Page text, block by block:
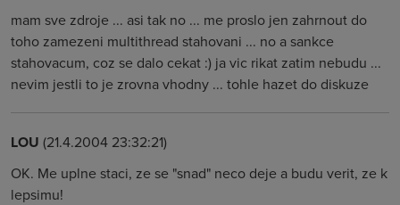
mam sve zdroje ... asi tak no ... me proslo jen zahrnout do
toho zamezeni multithread stahovani ... no a sankce
stahovacum, coz se dalo cekat :) ja vic rikat zatim nebudu ...
nevim jestli to je zrovna vhodny ... tohle hazet do diskuze
LOU (21.4.2004 23:32:21)
OK. Me uplne staci, ze se "snad" neco deje a budu verit, ze k
lepsimu!